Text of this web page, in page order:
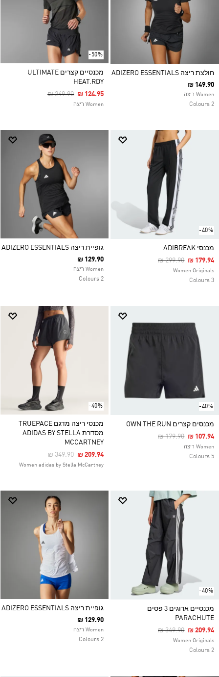
חולצת ריצה ADIZERO ESSENTIALS
₪ 149.90
Women ריצה
2 Colours
-50%
מכנסיים קצרים ULTIMATE
HEAT.RDY
Price Reduced From
₪ 249.90To₪ 124.95
Women ריצה
-40%
מכנסי ADIBREAK
Price Reduced From
₪ 299.90To₪ 179.94
Women Originals
3 Colours
גופיית ריצה ADIZERO ESSENTIALS
₪ 129.90
Women ריצה
2 Colours
-40%
מכנסים קצרים OWN THE RUN
Price Reduced From
₪ 179.90To₪ 107.94
Women ריצה
5 Colours
-40%
מכנסי ריצה מדגם TRUEPACE
מסדרת ADIDAS BY STELLA
MCCARTNEY
Price Reduced From
₪ 349.90To₪ 209.94
Women adidas by Stella McCartney
-40%
מכנסיים ארוגים 3 פסים
PARACHUTE
Price Reduced From
₪ 349.90To₪ 209.94
Women Originals
2 Colours
גופיית ריצה ADIZERO ESSENTIALS
₪ 129.90
Women ריצה
2 Colours